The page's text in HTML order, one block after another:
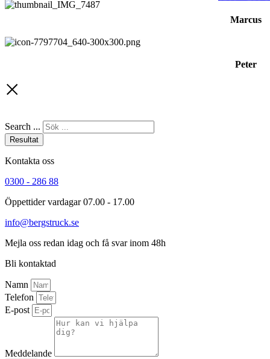
Marcus
Peter
Search ...
Resultat
Kontakta oss
0300 - 286 88
Öppettider vardagar 07.00 - 17.00
info@bergstruck.se
Mejla oss redan idag och få svar inom 48h
Bli kontaktad
Namn
Telefon
E-post
Meddelande